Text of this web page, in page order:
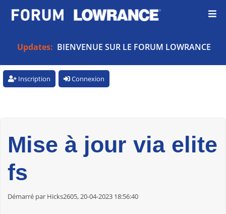
Updates: BIENVENUE SUR LE FORUM LOWRANCE
Inscription Connexion
Mise à jour via elite
fs
Démarré par Hicks2605, 20-04-2023 18:56:40